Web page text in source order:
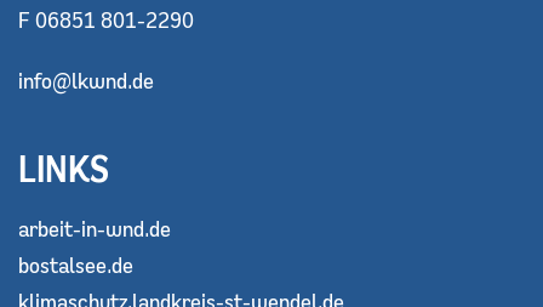
F 06851 801-2290
info@lkwnd.de
LINKS
arbeit-in-wnd.de
bostalsee.de